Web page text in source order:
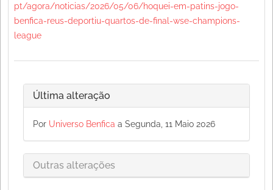
pt/agora/noticias/2026/05/06/hoquei-em-patins-jogo-
benfica-reus-deportiu-quartos-de-final-wse-champions-
league
Última alteração
Por Universo Benfica a Segunda, 11 Maio 2026
Outras alterações